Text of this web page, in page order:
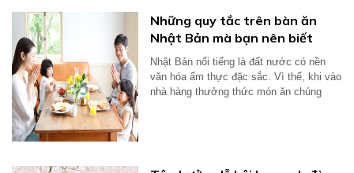
Những quy tắc trên bàn ăn
Nhật Bản mà bạn nên biết
Nhật Bản nổi tiếng là đất nước có nền
văn hóa ẩm thực đặc sắc. Vì thế, khi vào
nhà hàng thưởng thức món ăn chúng